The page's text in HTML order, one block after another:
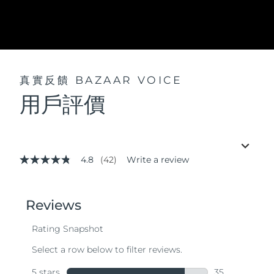
真實反饋 BAZAAR VOICE
用戶評價
4.8
stars,
average
value.
Same
4.8 (42) Write a review